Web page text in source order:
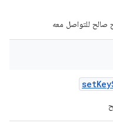
صالح للتواصل معه
setKey